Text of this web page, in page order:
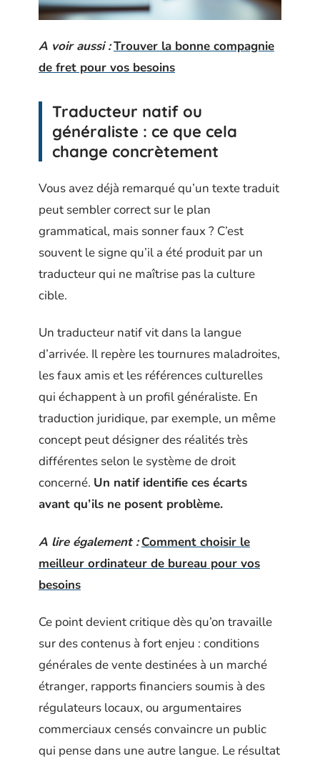
A voir aussi :Trouver la bonne compagnie
de fret pour vos besoins
Traducteur natif ou
généraliste : ce que cela
change concrètement
Vous avez déjà remarqué qu’un texte traduit
peut sembler correct sur le plan
grammatical, mais sonner faux ? C’est
souvent le signe qu’il a été produit par un
traducteur qui ne maîtrise pas la culture
cible.
Un traducteur natif vit dans la langue
d’arrivée. Il repère les tournures maladroites,
les faux amis et les références culturelles
qui échappent à un profil généraliste. En
traduction juridique, par exemple, un même
concept peut désigner des réalités très
différentes selon le système de droit
concerné. Un natif identifie ces écarts
avant qu’ils ne posent problème.
A lire également : Comment choisir le
meilleur ordinateur de bureau pour vos
besoins
Ce point devient critique dès qu’on travaille
sur des contenus à fort enjeu : conditions
générales de vente destinées à un marché
étranger, rapports financiers soumis à des
régulateurs locaux, ou argumentaires
commerciaux censés convaincre un public
qui pense dans une autre langue. Le résultat